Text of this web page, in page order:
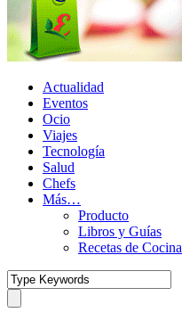
Actualidad
Eventos
Ocio
Viajes
Tecnología
Salud
Chefs
Más…
Producto
Libros y Guías
Recetas de Cocina